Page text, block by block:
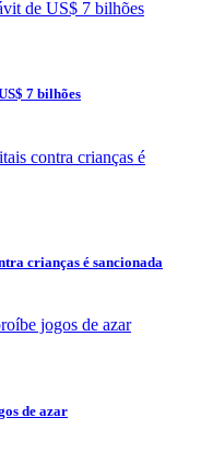
7 bilhões
crianças é sancionada
de azar